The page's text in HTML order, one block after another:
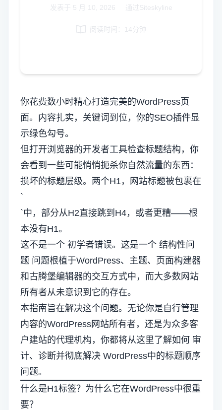
Turkish
Italian
发表于 5 月 10, 2026 通过Siteskyline
阅读时间：14分钟
你花费数小时精心打造完美的WordPress页
面。内容扎实，关键词到位，你的SEO插件显
示绿色勾号。
但打开浏览器的开发者工具检查标题结构，你
会看到一些可能悄悄扼杀你自然流量的东西：
损坏的标题层级。两个H1，网站标题被包裹在
`
`中，部分从H2直接跳到H4，或者更糟——根
本没有H1。
这不是一个 初学者错误。这是一个 结构性问
题 问题根植于WordPress、主题、页面构建器
和古腾堡编辑器的交互方式中，而大多数网站
所有者从未意识到它的存在。
本指南旨在解决这个问题。无论你是自行管理
内容的WordPress网站所有者，还是为众多客
户建站的代理机构，你都将从这里了解如何 审
计、诊断并彻底解决 WordPress中的标题顺序
问题。
什么是H1标签？为什么它在WordPress中很重
要？